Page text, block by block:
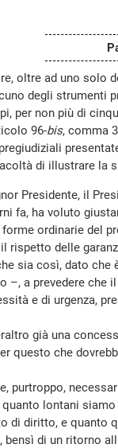
oltre ad uno solo
degli strumenti
per non più di
96-bis, comma
di illustrare la
Presidente, il
fa, ha voluto
ordinarie del
rispetto delle
sia così, dato
–, a prevedere che
e di urgenza,
già una
questo che
lontani
di diritto, e quanto
bensì di un ritorno